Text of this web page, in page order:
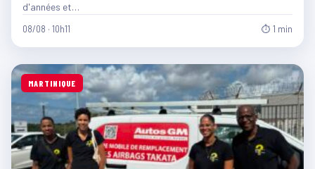
d'années et…
08/08 · 10h11 ⏱ 1 min
MARTINIQUE